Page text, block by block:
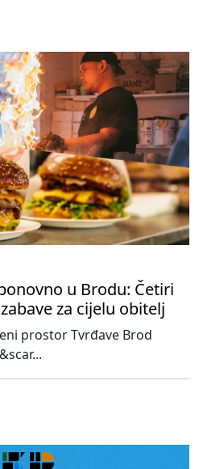
u Brodu: Četiri
za cijelu obitelj
prostor Tvrđave Brod